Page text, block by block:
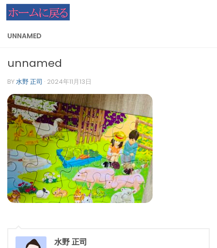
コンテンツへスキップ
UNNAMED
unnamed
BY水野 正司 · 2024年11月13日
水野 正司